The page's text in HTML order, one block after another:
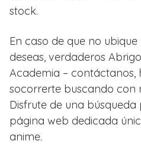
stock.
En caso de que no
deseas, verdaderos
Academia –
socorrerte buscando con
Disfrute de una
página web dedicada
anime.